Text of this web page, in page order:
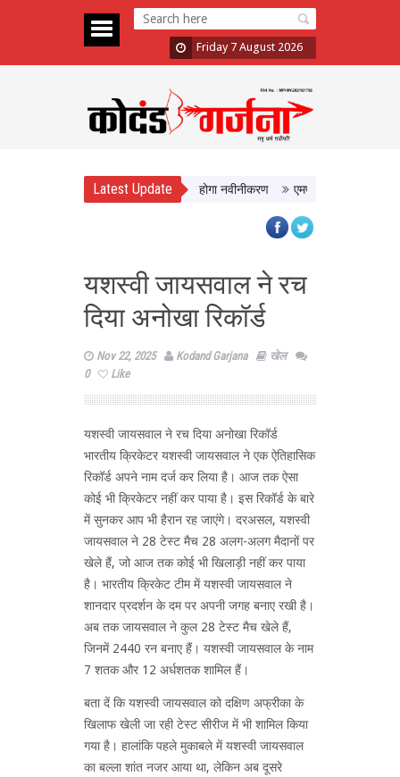
Friday 7 August 2026
Latest Update
बेहतर सुविधा, Hidden Pull का होगा नवीनीकरण एमपी टूरिज्म बोर्ड और टाटा
यशस्वी जायसवाल ने रच
दिया अनोखा रिकॉर्ड
Nov 22, 2025 Kodand Garjana
खेल
0
Like
यशस्वी जायसवाल ने रच दिया अनोखा रिकॉर्ड
भारतीय क्रिकेटर यशस्वी जायसवाल ने एक ऐतिहासिक
रिकॉर्ड अपने नाम दर्ज कर लिया है। आज तक ऐसा
कोई भी क्रिकेटर नहीं कर पाया है। इस रिकॉर्ड के बारे
में सुनकर आप भी हैरान रह जाएंगे। दरअसल, यशस्वी
जायसवाल ने 28 टेस्ट मैच 28 अलग-अलग मैदानों पर
खेले हैं, जो आज तक कोई भी खिलाड़ी नहीं कर पाया
है। भारतीय क्रिकेट टीम में यशस्वी जायसवाल ने
शानदार प्रदर्शन के दम पर अपनी जगह बनाए रखी है।
अब तक जायसवाल ने कुल 28 टेस्ट मैच खेले हैं,
जिनमें 2440 रन बनाए हैं। यशस्वी जायसवाल के नाम
7 शतक और 12 अर्धशतक शामिल हैं।
बता दें कि यशस्वी जायसवाल को दक्षिण अफ्रीका के
खिलाफ खेली जा रही टेस्ट सीरीज में भी शामिल किया
गया है। हालांकि पहले मुकाबले में यशस्वी जायसवाल
का बल्ला शांत नजर आया था, लेकिन अब दूसरे